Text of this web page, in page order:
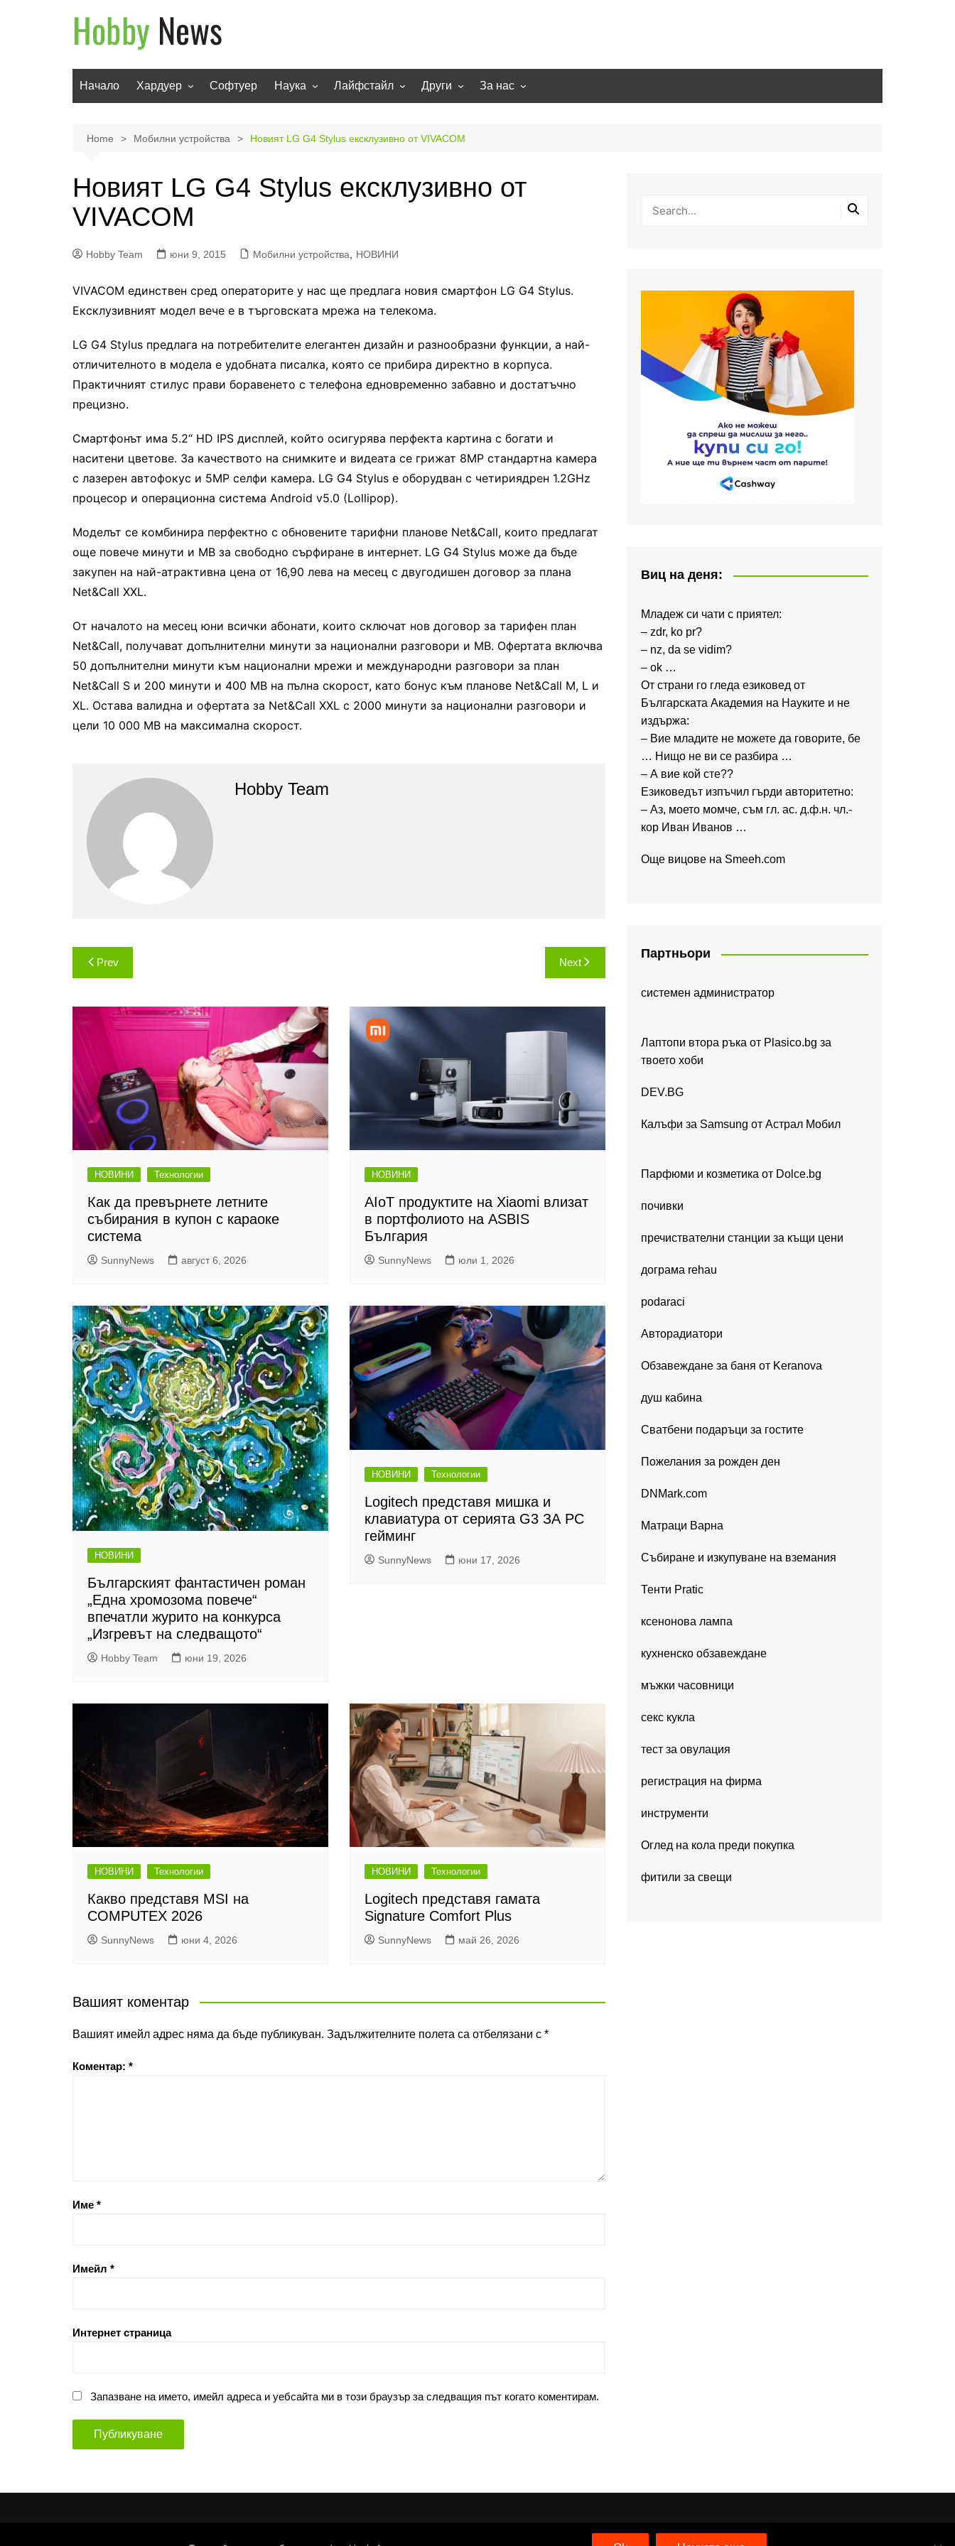
Начало Хардуер
Телевизори
Фото и видео
Софтуер Наука
Роботи
Лайфстайл
Игри
Осветление
Бизнес
Други
СТАТИИ
Помощна информация
За нас
Home Мобилни устройства Новият LG G4 Stylus ексклузивно от VIVACOM
Новият LG G4 Stylus ексклузивно от
VIVACOM
Hobby Team юни 9, 2015 Мобилни устройства НОВИНИ
VIVACOM единствен сред операторите у нас ще предлага новия смартфон LG G4 Stylus.
Ексклузивният модел вече е в търговската мрежа на телекома.
LG G4 Stylus предлага на потребителите елегантен дизайн и разнообразни функции, а най-
отличителното в модела е удобната писалка, която се прибира директно в корпуса.
Практичният стилус прави боравенето с телефона едновременно забавно и достатъчно
прецизно.
Смартфонът има 5.2“ HD IPS дисплей, който осигурява перфекта картина с богати и
наситени цветове. За качеството на снимките и видеата се грижат 8MP стандартна камера
с лазерен автофокус и 5MP селфи камера. LG G4 Stylus е оборудван с четириядрен 1.2GHz
процесор и операционна система Android v5.0 (Lollipop).
Моделът се комбинира перфектно с обновените тарифни планове Net&Call, които предлагат
още повече минути и MB за свободно сърфиране в интернет. LG G4 Stylus може да бъде
закупен на най-атрактивна цена от 16,90 лева на месец с двугодишен договор за плана
Net&Call XXL.
От началото на месец юни всички абонати, които сключат нов договор за тарифен план
Net&Call, получават допълнителни минути за национални разговори и MB. Офертата включва
50 допълнителни минути към национални мрежи и международни разговори за план
Net&Call S и 200 минути и 400 MB на пълна скорост, като бонус към планове Net&Call M, L и
XL. Остава валидна и офертата за Net&Call XXL с 2000 минути за национални разговори и
цели 10 000 MB на максимална скорост.
Hobby Team
Навигация
Prev Next
НОВИНИ Технологии
Как да превърнете летните
събирания в купон с караоке
система
SunnyNews август 6, 2026
НОВИНИ
AIoT продуктите на Xiaomi влизат
в портфолиото на ASBIS
България
SunnyNews юли 1, 2026
НОВИНИ
Българският фантастичен роман
„Една хромозома повече“
впечатли журито на конкурса
„Изгревът на следващото“
Hobby Team юни 19, 2026
НОВИНИ Технологии
Logitech представя мишка и
клавиатура от серията G3 ЗА PC
гейминг
SunnyNews юни 17, 2026
НОВИНИ Технологии
Какво представя MSI на
COMPUTEX 2026
SunnyNews юни 4, 2026
НОВИНИ Технологии
Logitech представя гамата
Signature Comfort Plus
SunnyNews май 26, 2026
Вашият коментар
Вашият имейл адрес няма да бъде публикуван. Задължителните полета са отбелязани с *
Коментар: *
Име *
Имейл *
Интернет страница
Запазване на името, имейл адреса и уебсайта ми в този браузър за следващия път когато коментирам.
Виц на деня:
Младеж си чати с приятел:
– zdr, ko pr?
– nz, da se vidim?
– ok …
От страни го гледа езиковед от
Българската Академия на Науките и не
издържа:
– Вие младите не можете да говорите, бе
… Нищо не ви се разбира …
– А вие кой сте??
Езиковедът изпъчил гърди авторитетно:
– Аз, моето момче, съм гл. ас. д.ф.н. чл.-
кор Иван Иванов …
Още вицове на Smeeh.com
Партньори
системен администратор
Лаптопи втора ръка от Plasico.bg за
твоето хоби
DEV.BG
Калъфи за Samsung от Астрал Мобил
Парфюми и козметика от Dolce.bg
почивки
пречиствателни станции за къщи цени
дограма rehau
podaraci
Авторадиатори
Обзавеждане за баня от Keranova
душ кабина
Сватбени подаръци за гостите
Пожелания за рожден ден
DNMark.com
Матраци Варна
Събиране и изкупуване на вземания
Тенти Pratic
ксенонова лампа
кухненско обзавеждане
мъжки часовници
секс кукла
тест за овулация
регистрация на фирма
инструменти
Оглед на кола преди покупка
фитили за свещи